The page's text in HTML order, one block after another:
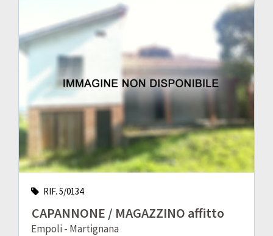
RIF. 5/0134
CAPANNONE / MAGAZZINO affitto
Empoli - Martignana